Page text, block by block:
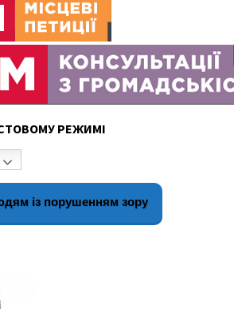
РЕЖИМІ
із порушенням зору